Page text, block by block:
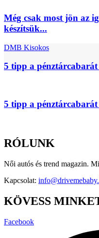
Még csak most jön az
készítsük...
DMB Kisokos
5 tipp a pénztárcabarát
5 tipp a pénztárcabarát
RÓLUNK
Női autós és trend magazin.
Kapcsolat:
KÖVESS
Facebook